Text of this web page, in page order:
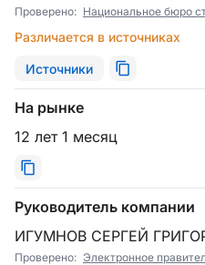
Проверено: Национальное бюро
Различается в источниках
Источники
На рынке
12 лет 1 месяц
Руководитель компании
ИГУМНОВ СЕРГЕЙ
Проверено: Электронное